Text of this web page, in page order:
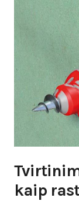
kaip